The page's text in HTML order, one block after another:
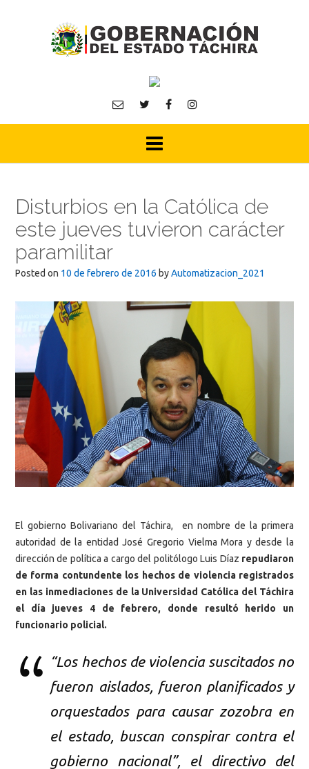
Disturbios en la Católica de
este jueves tuvieron carácter
paramilitar
Posted on 10 de febrero de 2016 byAutomatizacion_2021
El gobierno Bolivariano del Táchira, en nombre de la primera
autoridad de la entidad José Gregorio Vielma Mora y desde la
dirección de política a cargo del politólogo Luis Díaz repudiaron
de forma contundente los hechos de violencia registrados
en las inmediaciones de la Universidad Católica del Táchira
el día jueves 4 de febrero, donde resultó herido un
funcionario policial.
“Los hechos de violencia suscitados no
fueron aislados, fueron planificados y
orquestados para causar zozobra en
el estado, buscan conspirar contra el
gobierno nacional”, el directivo del